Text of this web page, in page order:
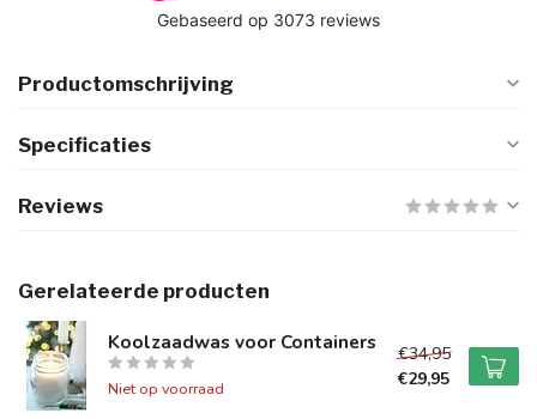
Productomschrijving
Specificaties
Reviews
Gerelateerde producten
Koolzaadwas voor Containers
Niet op voorraad
€34,95
€29,95